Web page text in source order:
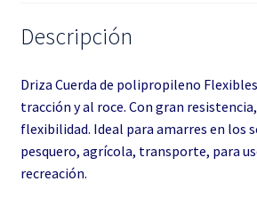
Descripción
Driza Cuerda de polipropileno
tracción y al roce. Con gran
flexibilidad. Ideal para amarres en los
pesquero, agrícola, transporte, para
recreación.